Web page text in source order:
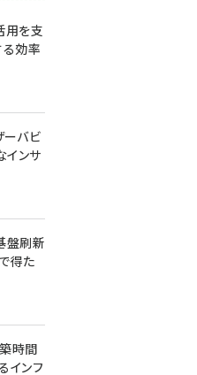
を支
効率
ーバビ
インサ
盤刷新
得た
時間
インフ